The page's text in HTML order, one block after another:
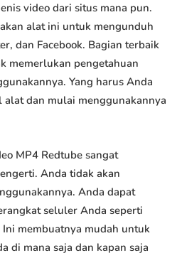
video dari situs mana pun.
alat ini untuk mengunduh
dan Facebook. Bagian terbaik
memerlukan pengetahuan
Yang harus Anda
dan mulai menggunakannya
MP4 Redtube sangat
Anda tidak akan
Anda dapat
seluler Anda seperti
membuatnya mudah untuk
di mana saja dan kapan saja